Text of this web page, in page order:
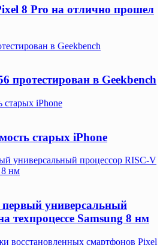
8 Pro на отлично прошел
в Geekbench
протестирован в Geekbench
старых iPhone
старых iPhone
универсальный процессор RISC-V
8 нм
универсальный
техпроцессе Samsung 8 нм
восстановленных смартфонов Pixel